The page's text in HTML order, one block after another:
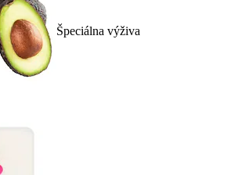
Špeciálna výživa